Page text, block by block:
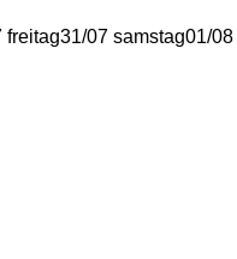
freitag31/07 samstag01/08